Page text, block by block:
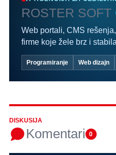
ROSTER SOFT
Web portali, CMS
firme koje žele brz i
Programiranje Web dizajn
DISKUSIJA
Komentari 0